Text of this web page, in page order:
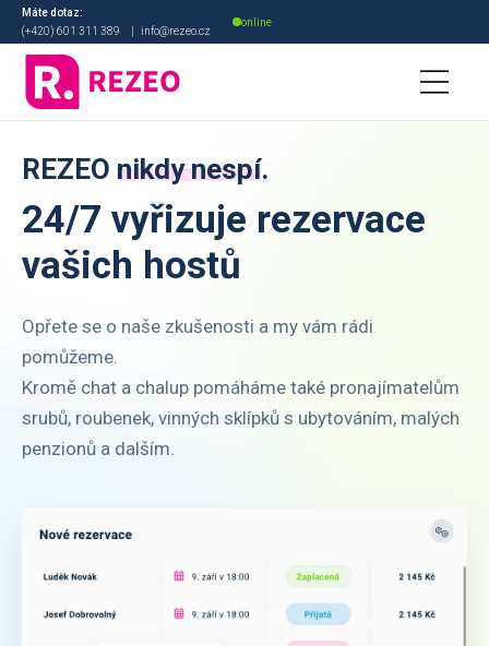
3. MÍSTO V KATEGORII
Digitální transformace
roku 2021
Máte dotaz:
(+420) 601 311 389
info@rezeo.cz
online
REZEO nikdy nespí.
24/7 vyřizuje rezervace
vašich hostů
Opřete se o naše zkušenosti a my vám rádi
pomůžeme.
Kromě chat a chalup pomáháme také pronajímatelům
srubů, roubenek, vinných sklípků s ubytováním, malých
penzionů a dalším.